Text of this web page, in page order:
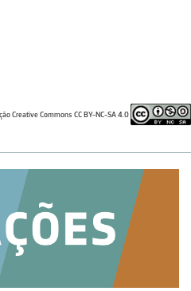
Creative Commons CC BY-NC-SA 4.0